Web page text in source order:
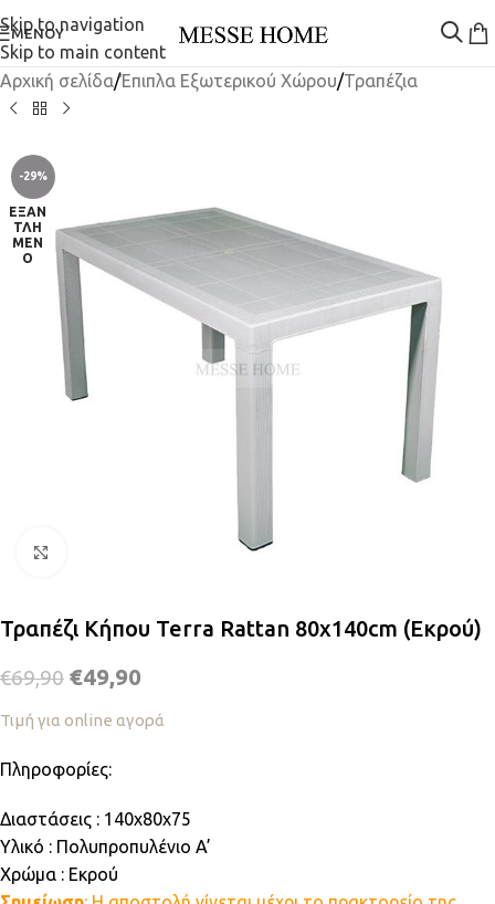
Skip to navigation
Skip to main content
ΜΕΝΟΎ
Αρχική σελίδα/Έπιπλα Εξωτερικού Χώρου/Τραπέζια
-29%
ΕΞΑΝ
ΤΛΗ
ΜΈΝ
Ο
Τραπέζι Κήπου Terra Rattan 80x140cm (Εκρού)
€69,90 €49,90
Τιμή για online αγορά
Πληροφορίες:
Διαστάσεις : 140x80x75
Υλικό : Πολυπροπυλένιο A’
Χρώμα : Εκρού